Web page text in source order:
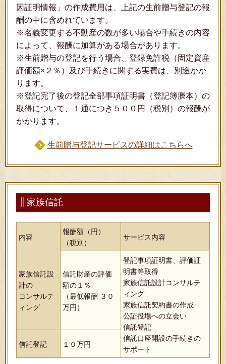
因証明情報」の作成費用は、上記の生前贈与登記の報
酬の中に含めれています。
※名義変更する不動産の数が多い場合や手続きの内容
によって、報酬に加算がある場合があります。
※生前贈与の登記を行う場合、登録免許税（固定資産
評価額×２％）及び手続きに関する実費は、別途かか
ります。
※登記完了後の登記全部事項証明書（登記簿謄本）の
取得について、１通につき５００円（税別）の報酬が
かかります。
生前贈与登記サービスの詳細はこちらへ
家族信託
内容
報酬額（円）
（税別）
サービス内容
家族信託設
計の
コンサルテ
ィング
信託財産の評価
額の１％
（最低報酬 ３０
万円）
登記事項証明書、評価証
明書等取得
家族信託設計コンサルテ
ィング
家族信託契約書の作成
公証役場への立会い
信託登記
信託口座開設の手続きの
サポート
信託登記 １０万円